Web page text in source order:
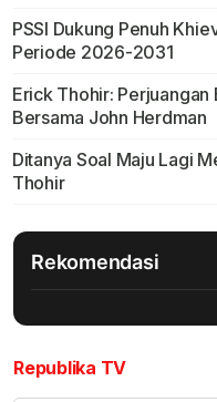
PSSI Dukung Penuh
Periode 2026-2031
Erick Thohir:
Bersama John Herdman
Ditanya Soal Maju Lagi
Thohir
Rekomendasi
Republika TV